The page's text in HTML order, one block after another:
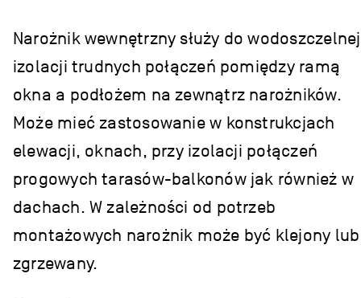
Narożnik wewnętrzny służy do wodoszczelnej
izolacji trudnych połączeń pomiędzy ramą
okna a podłożem na zewnątrz narożników.
Może mieć zastosowanie w konstrukcjach
elewacji, oknach, przy izolacji połączeń
progowych tarasów-balkonów jak również w
dachach. W zależności od potrzeb
montażowych narożnik może być klejony lub
zgrzewany.